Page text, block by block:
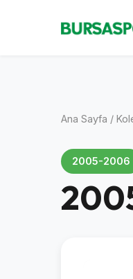
Ana Sayfa /
2005-2006